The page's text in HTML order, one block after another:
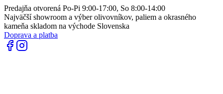
Predajňa otvorená Po-Pi 9:00-17:00, So 8:00-14:00
Najväčší showroom a výber olivovníkov, paliem a okrasného
kameňa skladom na východe Slovenska
Doprava a platba